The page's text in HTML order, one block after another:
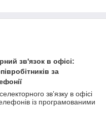
зв'язок в офісі:
за
зв’язку в офісі
із програмованими